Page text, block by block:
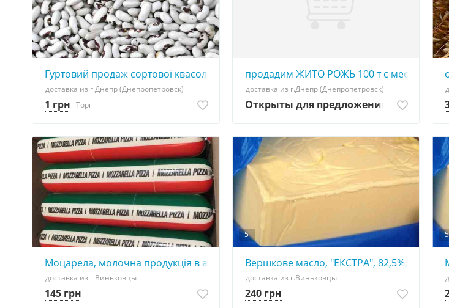
Гуртовий продаж сортової квасолі
доставка из г.Днепр (Днепропетровск)
1 грн Торг
продадим ЖИТО РОЖЬ 100 т с места, или
доставка из г.Днепр (Днепропетровск)
Открыты для предложений
Моцарела, молочна продукція в асортименті
доставка из г.Виньковцы
145 грн
5
Вершкове масло, "ЕКСТРА", 82,5%, ДСТУ
доставка из г.Виньковцы
240 грн
5